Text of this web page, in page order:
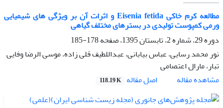
مطالعه کرم خاکی Eisenia fetida و اثرات آن بر ویژگی های شیمیایی
ورمی کمپوست تولیدی در بسترهای مختلف گیاهی
دوره 29، شماره 2، تابستان 1395، صفحه
178-185
نور محمد رسایی، عباس بیابانی، عبداللطیف قلی زاده، موسی الرضا وفایی
تبار، مارال اعتصامی
مشاهده مقاله
اصل مقاله 118.19 K